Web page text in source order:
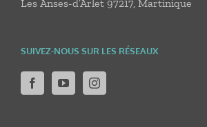
Les Anses-d’Arlet 97217, Martinique
SUIVEZ-NOUS SUR LES RÉSEAUX